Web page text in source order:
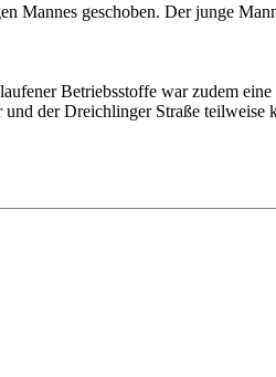
Mannes geschoben. Der junge
Betriebsstoffe war zudem
der Dreichlinger Straße teilweise